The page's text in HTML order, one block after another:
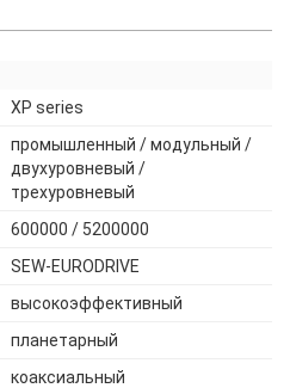
XP series
промышленный / модульный /
двухуровневый /
трехуровневый
600000 / 5200000
SEW-EURODRIVE
высокоэффективный
планетарный
коаксиальный